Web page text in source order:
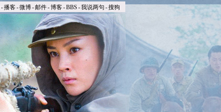
-播客-微博-邮件-博客-BBS -我说两句 -搜狗